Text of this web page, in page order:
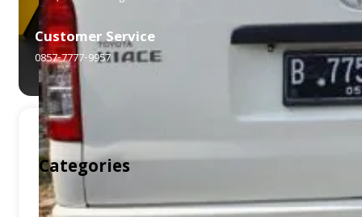
Customer Service
0857-7777-9957
Categories